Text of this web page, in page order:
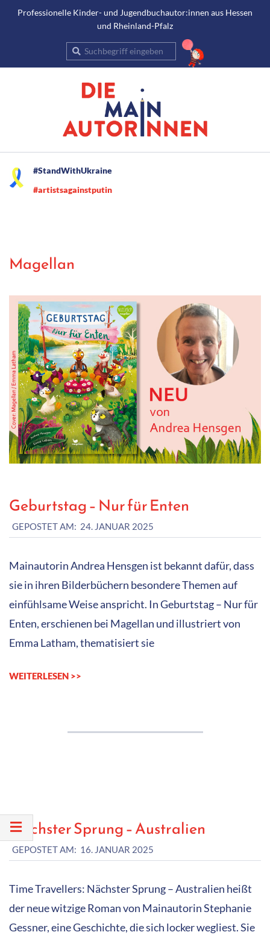
GeheProfessionelle Kinder- und Jugendbuchautor:innen aus Hessen
und Rheinland-Pfalz
Suche
Navigation
#StandWithUkraine
#artistsagainstputin
Magellan
Geburtstag – Nur für Enten
2025-
24
GEPOSTET AM: 24. JANUAR 2025
Mainautorin Andrea Hensgen ist bekannt dafür, dass
sie in ihren Bilderbüchern besondere Themen auf
einfühlsame Weise anspricht. In Geburtstag – Nur für
Enten, erschienen bei Magellan und illustriert von
Emma Latham, thematisiert sie
WEITERLESEN >>
Nächster Sprung – Australien
2025-
16
GEPOSTET AM: 16. JANUAR 2025
Time Travellers: Nächster Sprung – Australien heißt
der neue witzige Roman von Mainautorin Stephanie
Gessner, eine Geschichte, die sich locker wegliest. Sie